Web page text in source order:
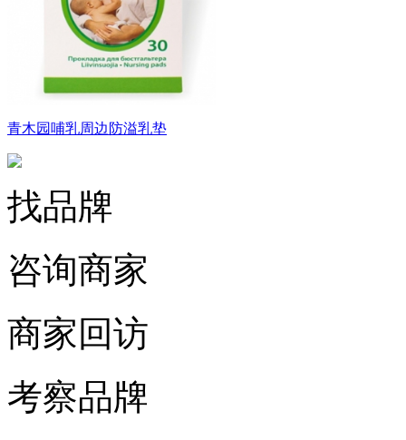
青木园哺乳周边防溢乳垫
找品牌
咨询商家
商家回访
考察品牌